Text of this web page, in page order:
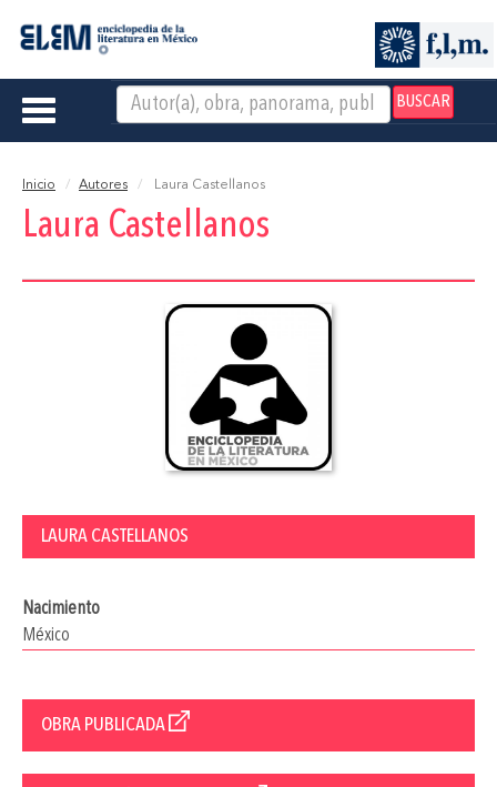
BUSCAR
Toggle
Inicio Autores Laura Castellanos
Laura Castellanos
LAURA CASTELLANOS
Nacimiento
México
OBRA PUBLICADA